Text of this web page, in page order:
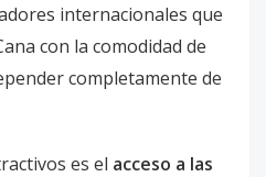
internacionales que
con la comodidad de
completamente de
es el acceso a las